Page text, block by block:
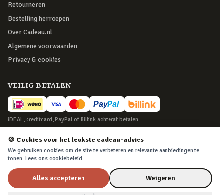
Retourneren
Bestelling herroepen
Over Cadeau.nl
Algemene voorwaarden
Privacy & cookies
VEILIG BETALEN
iDEAL, creditcard, PayPal of Billink achteraf betalen
BEZORGING
Voor 22:45 besteld, morgen in huis. Tot 365 dagen retourneren.
©2026Cadeau.nl — Alle rechten voorbehouden
🍪 Cookies voor het leukste cadeau-advies
We gebruiken cookies om de site te verbeteren en relevante aanbiedingen te
tonen. Lees ons cookiebeleid.
Alles accepteren Weigeren